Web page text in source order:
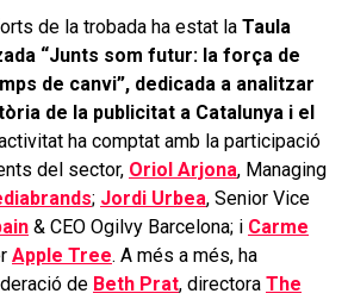
de la trobada ha estat la Taula
“Junts som futur: la força de
de canvi”, dedicada a analitzar
de la publicitat a Catalunya i el
ha comptat amb la participació
del sector, Oriol Arjona, Managing
; Jordi Urbea, Senior Vice
& CEO Ogilvy Barcelona; i Carme
Apple Tree. A més a més, ha
de Beth Prat, directora The